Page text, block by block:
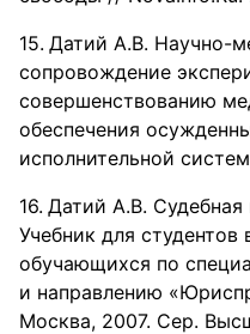
Датий А.В. Научно-
сопровождение
совершенствованию
обеспечения
исполнительной
Датий А.В.
Учебник для
обучающихся по
и направлению
Москва, 2007. Сер.